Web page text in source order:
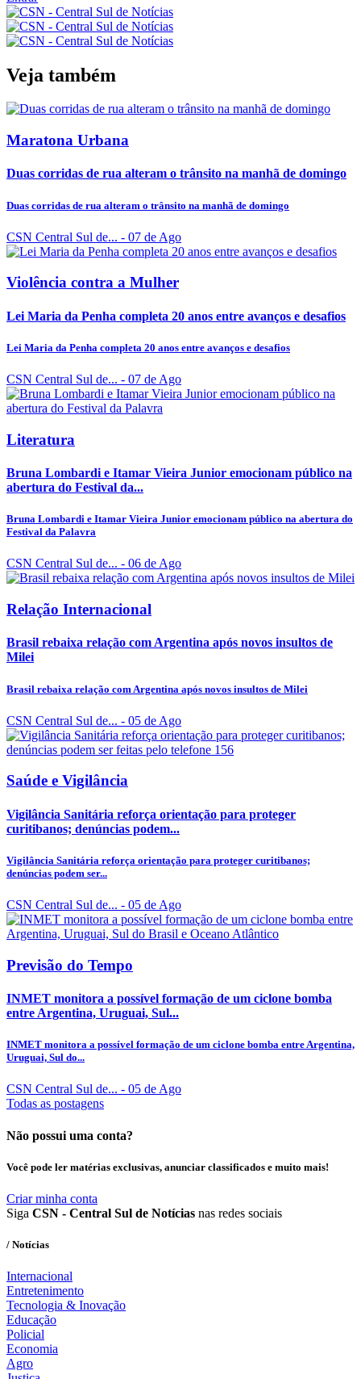
Veja também
Maratona Urbana
Duas corridas de rua alteram o trânsito na manhã de domingo
Duas corridas de rua alteram o trânsito na manhã de domingo
CSN Central Sul de... - 07 de Ago
Violência contra a Mulher
Lei Maria da Penha completa 20 anos entre avanços e desafios
Lei Maria da Penha completa 20 anos entre avanços e desafios
CSN Central Sul de... - 07 de Ago
Literatura
Bruna Lombardi e Itamar Vieira Junior emocionam público na
abertura do Festival da...
Bruna Lombardi e Itamar Vieira Junior emocionam público na abertura do
Festival da Palavra
CSN Central Sul de... - 06 de Ago
Relação Internacional
Brasil rebaixa relação com Argentina após novos insultos de
Milei
Brasil rebaixa relação com Argentina após novos insultos de Milei
CSN Central Sul de... - 05 de Ago
Saúde e Vigilância
Vigilância Sanitária reforça orientação para proteger
curitibanos; denúncias podem...
Vigilância Sanitária reforça orientação para proteger curitibanos;
denúncias podem ser...
CSN Central Sul de... - 05 de Ago
Previsão do Tempo
INMET monitora a possível formação de um ciclone bomba
entre Argentina, Uruguai, Sul...
INMET monitora a possível formação de um ciclone bomba entre Argentina,
Uruguai, Sul do...
CSN Central Sul de... - 05 de Ago
Todas as postagens
Não possui uma conta?
Você pode ler matérias exclusivas, anunciar classificados e muito mais!
Criar minha conta
Siga CSN - Central Sul de Notícias nas redes sociais
/ Notícias
Internacional
Entretenimento
Tecnologia & Inovação
Educação
Policial
Economia
Agro